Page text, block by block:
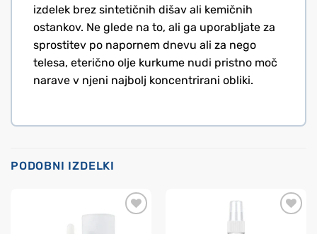
izdelek brez sintetičnih dišav ali kemičnih
ostankov. Ne glede na to, ali ga uporabljate za
sprostitev po napornem dnevu ali za nego
telesa, eterično olje kurkume nudi pristno moč
narave v njeni najbolj koncentrirani obliki.
PODOBNI IZDELKI